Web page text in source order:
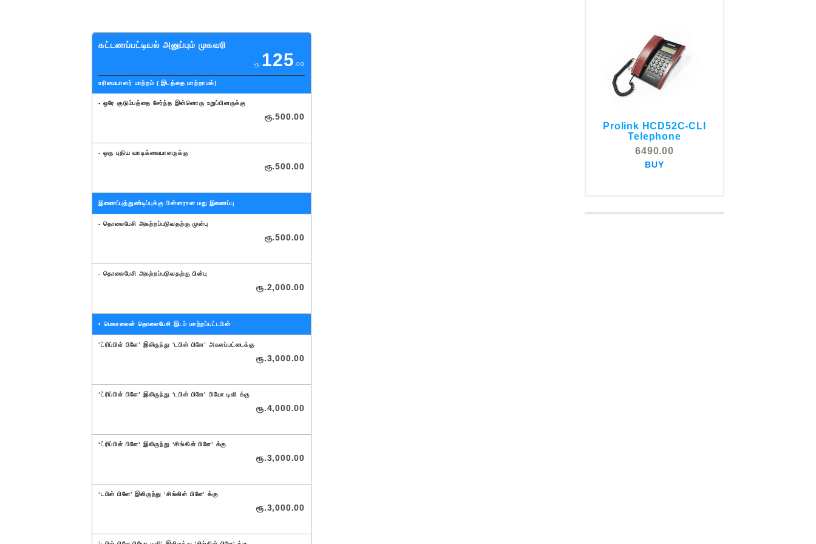
கட்டணப்பட்டியல் அனுப்பும் முகவரி
ரூ. 125 .00
உரிமையாளர் மாற்றம் ( இடத்தை மாற்றாமல்)
- ஒரே குடும்பத்தை சேர்ந்த இன்னொரு உறுப்பினருக்கு
ரூ.500.00
- ஒரு புதிய வாடிக்கையாளருக்கு
ரூ.500.00
இணைப்புத்துண்டிப்புக்கு பின்னரான மறு இணைப்பு
- தொலைபேசி அகற்றப்படுவதற்கு முன்பு
ரூ.500.00
- தொலைபேசி அகற்றப்படுவதற்கு பின்பு
ரூ.2,000.00
• மெகாலைன் தொலைபேசி இடம் மாற்றப்பட்டபின்
‘ட்ரிப்பிள் பிளே’ இலிருந்து ‘டபிள் பிளே’ அகலப்பட்டைக்கு
ரூ.3,000.00
‘ட்ரிப்பிள் பிளே’ இலிருந்து ‘டபிள் பிளே’ பியோ டிவி க்கு
ரூ.4,000.00
‘ட்ரிப்பிள் பிளே’ இலிருந்து ‘சிங்கிள் பிளே’ க்கு
ரூ.3,000.00
‘டபிள் பிளே’ இலிருந்து ‘சிங்கிள் பிளே’ க்கு
ரூ.3,000.00
Prolink HCD52C-CLI
Telephone
6490.00
BUY